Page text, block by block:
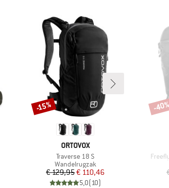
MERK
ORTOVOX
Artikel
Traverse 18 S
Productgroep
Wandelrugzak
Prijs
€ 129,95Verlaagde prijs
€ 110,46
5,0(10)
Korting
-15%
Artikel
-